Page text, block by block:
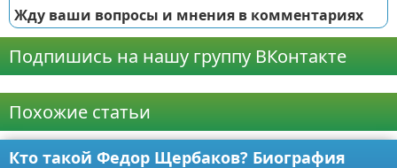
Жду ваши вопросы и мнения в комментариях
Подпишись на нашу группу ВКонтакте
Похожие статьи
Кто такой Федор Щербаков? Биография